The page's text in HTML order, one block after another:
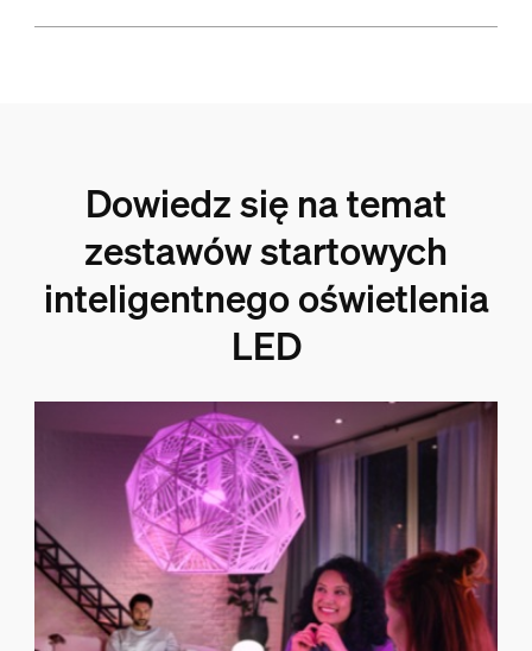
Dowiedz się na temat
zestawów startowych
inteligentnego oświetlenia
LED